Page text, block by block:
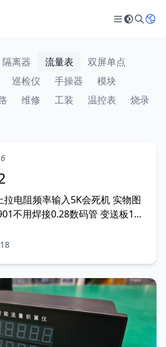
隔离器 流量表
双屏单点
巡检仪 手操器
模块
维修 工装 温控表
烧录
电阻频率输入5K会死机 实物图
不用焊接0.28数码管 变送板1和